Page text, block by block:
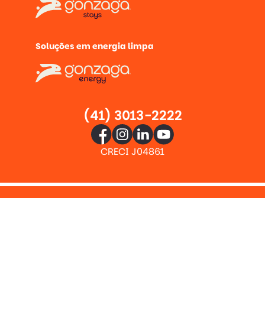
Soluções em energia limpa
(41) 3013-2222
CRECI J04861